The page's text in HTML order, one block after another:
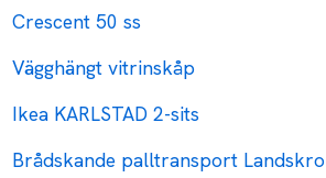
Crescent 50 ss
Vägghängt vitrinskåp
Ikea KARLSTAD 2-sits
Brådskande palltransport